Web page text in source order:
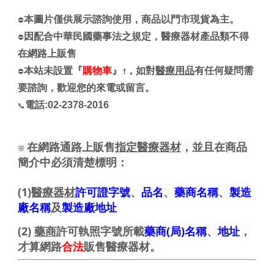
⛔本圖片僅供展示諮詢使用，商品以門市現貨為主。
⛔ 因配合中華民國藥事法之規定，醫療器材產品類不得
在網路上販售
⛔本站未設置『購物車 』 ❗ ，如對醫療用品有任何疑問需
要諮詢，歡迎您的來電或留言。
📞電話:02-2378-2016
🌸在網路通路上販售指定醫療器材 ，並且在商品
簡介中必須清楚標明：
(1)醫療器材許可證字號、 品名、藥商名稱、製造
廠名稱及製造廠地址
(2)藥商許可執照字號所載藥商(局)名稱、地址 ，
才算網路合法販售醫療器材。